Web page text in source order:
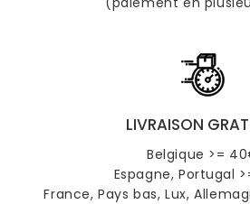
LIVRAISON
Belgique >=
Espagne, Portugal
France, Pays bas, Lux,